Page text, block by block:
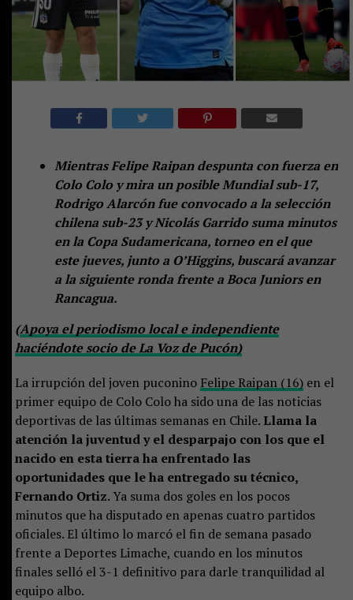
Mientras Felipe Raipan despunta con fuerza en
Colo Colo y mira un posible Mundial sub-17,
Rodrigo Alarcón fue convocado a la selección
chilena sub-23 y Nicolás Garrido suma minutos
en la Copa Sudamericana, torneo en el que
este jueves, junto a O’Higgins, buscará avanzar
a la siguiente ronda frente a Boca Juniors en
Rancagua.
(Apoya el periodismo local e independiente
haciéndote socio de La Voz de Pucón)
La irrupción del joven puconino Felipe Raipan (16)en el
primer equipo de Colo Colo ha sido una de las noticias
deportivas de las últimas semanas en Chile. Llama la
atención la juventud y el desparpajo con los que el
nacido en esta tierra ha enfrentado las
oportunidades que le ha entregado su técnico,
Fernando Ortiz.Ya suma dos goles en los pocos
minutos que ha disputado en apenas cuatro partidos
oficiales. El último lo marcó el fin de semana pasado
frente a Deportes Limache, cuando en los minutos
finales selló el 3-1 definitivo para darle tranquilidad al
equipo albo.